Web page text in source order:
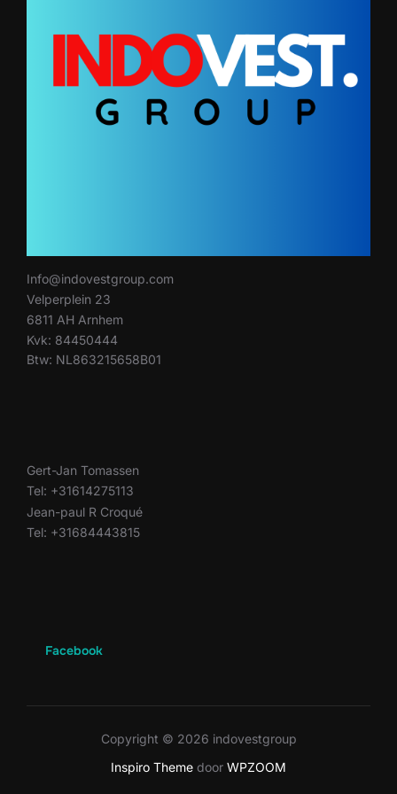
Info@indovestgroup.com
Velperplein 23
6811 AH Arnhem
Kvk: 84450444
Btw: NL863215658B01
Gert-Jan Tomassen
Tel: +31614275113
Jean-paul R Croqué
Tel: +31684443815
Facebook
Copyright © 2026 indovestgroup
Inspiro Theme door WPZOOM